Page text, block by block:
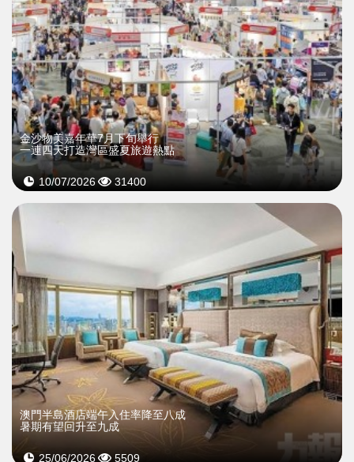
金沙物美嘉年華7月下旬舉行
一連四天打造灣區盛夏旅遊熱點
10/07/2026 31400
澳門半島酒店端午入住率降至八成
暑期有望回升至九成
25/06/2026 5509